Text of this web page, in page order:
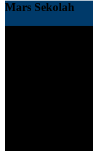
Mars Sekolah